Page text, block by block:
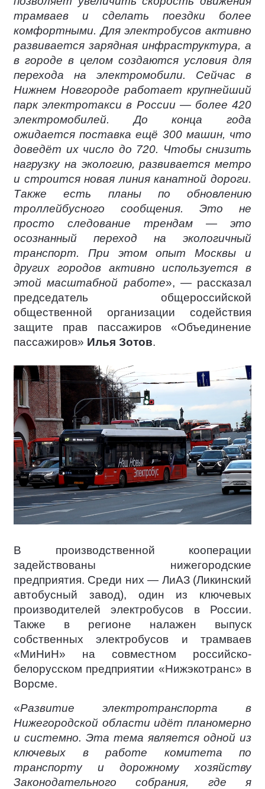
трамваев и сделать поездки более
комфортными. Для электробусов активно
развивается зарядная инфраструктура, а
в городе в целом создаются условия для
перехода на электромобили. Сейчас в
Нижнем Новгороде работает крупнейший
парк электротакси в России — более 420
электромобилей. До конца года
ожидается поставка ещё 300 машин, что
доведёт их число до 720. Чтобы снизить
нагрузку на экологию, развивается метро
и строится новая линия канатной дороги.
Также есть планы по обновлению
троллейбусного сообщения. Это не
просто следование трендам — это
осознанный переход на экологичный
транспорт. При этом опыт Москвы и
других городов активно используется в
этой масштабной работе», — рассказал
председатель общероссийской
общественной организации содействия
защите прав пассажиров «Объединение
пассажиров» Илья Зотов.
В производственной кооперации
задействованы нижегородские
предприятия. Среди них — ЛиАЗ (Ликинский
автобусный завод), один из ключевых
производителей электробусов в России.
Также в регионе налажен выпуск
собственных электробусов и трамваев
«МиНиН» на совместном российско-
белорусском предприятии «Нижэкотранс» в
Ворсме.
«Развитие электротранспорта в
Нижегородской области идёт планомерно
и системно. Эта тема является одной из
ключевых в работе комитета по
транспорту и дорожному хозяйству
Законодательного собрания, где я